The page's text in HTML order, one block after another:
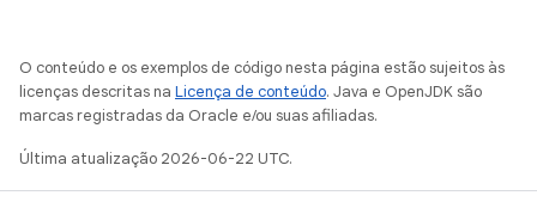
O conteúdo e os exemplos de código nesta página estão sujeitos às
licenças descritas na Licença de conteúdo. Java e OpenJDK são
marcas registradas da Oracle e/ou suas afiliadas.
Última atualização 2026-06-22 UTC.